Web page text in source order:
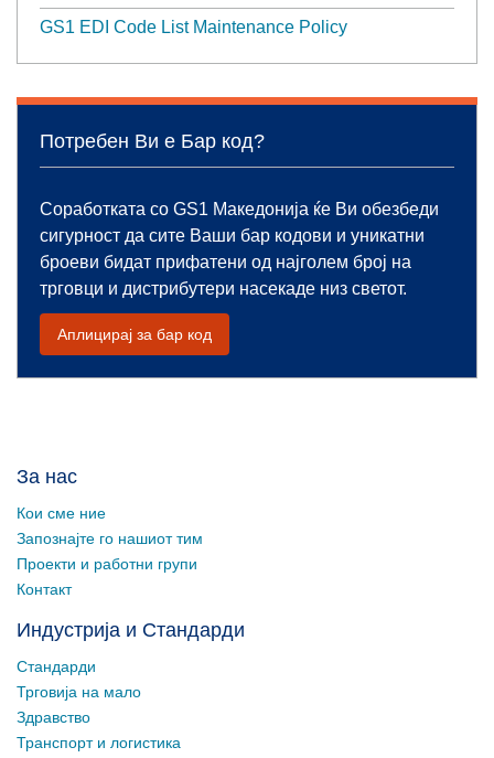
GS1 EDI Code List Maintenance Policy
Потребен Ви е Бар код?
Соработката со GS1 Македонија ќе Ви обезбеди
сигурност да сите Ваши бар кодови и уникатни
броеви бидат прифатени од најголем број на
трговци и дистрибутери насекаде низ светот.
Аплицирај за бар код
За нас
Кои сме ние
Запознајте го нашиот тим
Проекти и работни групи
Контакт
Индустрија и Стандарди
Стандарди
Трговија на мало
Здравство
Транспорт и логистика